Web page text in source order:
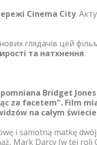
Cinema City.
глядачів цей
та натхнення.
Bridget
za facetem". Film
na całym
i samotną matkę
Mark Darcy (w tej roli